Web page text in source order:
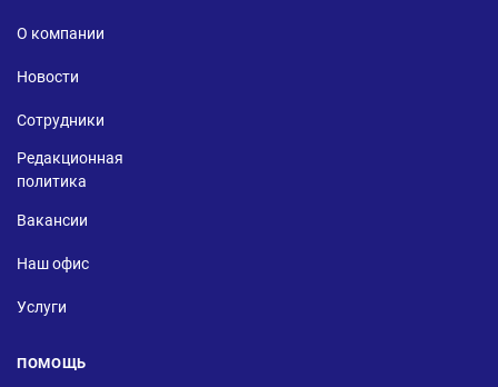
О компании
Новости
Сотрудники
Редакционная
политика
Вакансии
Наш офис
Услуги
ПОМОЩЬ